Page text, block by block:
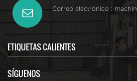
Correo electrónico :
ETIQUETAS CALIENTES
SÍGUENOS